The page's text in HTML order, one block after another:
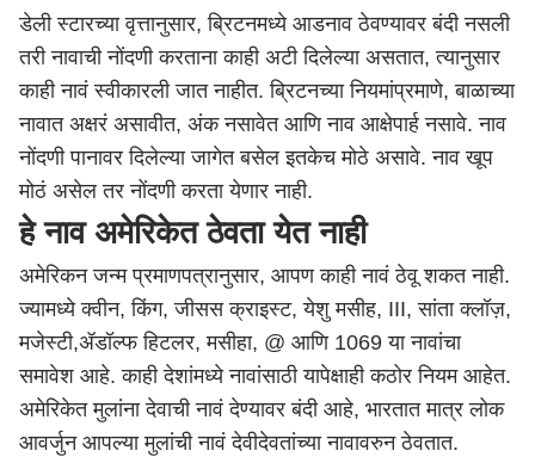
डेली स्टारच्या वृत्तानुसार, ब्रिटनमध्ये आडनाव ठेवण्यावर बंदी नसली
तरी नावाची नोंदणी करताना काही अटी दिलेल्या असतात, त्यानुसार
काही नावं स्वीकारली जात नाहीत. ब्रिटनच्या नियमांप्रमाणे, बाळाच्या
नावात अक्षरं असावीत, अंक नसावेत आणि नाव आक्षेपार्ह नसावे. नाव
नोंदणी पानावर दिलेल्या जागेत बसेल इतकेच मोठे असावे. नाव खूप
मोठं असेल तर नोंदणी करता येणार नाही.
हे नाव अमेरिकेत ठेवता येत नाही
अमेरिकन जन्म प्रमाणपत्रानुसार, आपण काही नावं ठेवू शकत नाही.
ज्यामध्ये क्वीन, किंग, जीसस क्राइस्‍ट, येशु मसीह, III, सांता क्लॉज़,
मजेस्‍टी,ॲडॉल्फ हिटलर, मसीहा, @ आणि 1069 या नावांचा
समावेश आहे. काही देशांमध्ये नावांसाठी यापेक्षाही कठोर नियम आहेत.
अमेरिकेत मुलांना देवाची नावं देण्यावर बंदी आहे, भारतात मात्र लोक
आवर्जुन आपल्या मुलांची नावं देवीदेवतांच्या नावावरुन ठेवतात.